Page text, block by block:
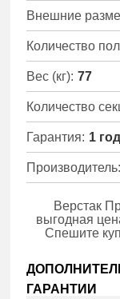
Внешние
Количество
Вес (кг): 77
Количество
Гарантия: 1 год
Производитель:
Верстак
выгодная
Спешите
ГАРАНТИИ